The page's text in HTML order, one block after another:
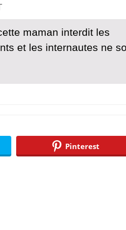
maman interdit les
et les internautes ne
Pinterest